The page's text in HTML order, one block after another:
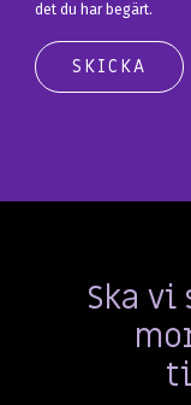
det du har begärt.
Ska vi